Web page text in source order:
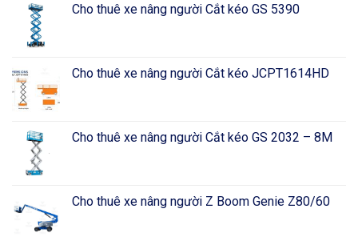
Cho thuê xe nâng người Cắt kéo GS 5390
Cho thuê xe nâng người Cắt kéo JCPT1614HD
Cho thuê xe nâng người Cắt kéo GS 2032 – 8M
Cho thuê xe nâng người Z Boom Genie Z80/60